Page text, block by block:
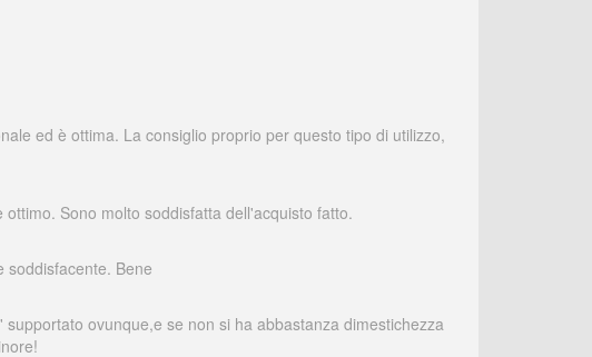
ed è ottima. La consiglio proprio per questo tipo di utilizzo,
Sono molto soddisfatta dell'acquisto fatto.
soddisfacente. Bene
ovunque,e se non si ha abbastanza dimestichezza